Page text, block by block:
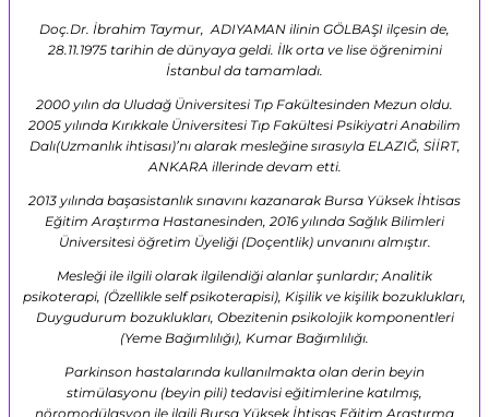
Doç.Dr. İbrahim Taymur, ADIYAMAN ilinin GÖLBAŞI ilçesin de,
28.11.1975 tarihin de dünyaya geldi. İlk orta ve lise öğrenimini
İstanbul da tamamladı.
2000 yılın da Uludağ Üniversitesi Tıp Fakültesinden Mezun oldu.
2005 yılında Kırıkkale Üniversitesi Tıp Fakültesi Psikiyatri Anabilim
Dalı(Uzmanlık ihtisası)’nı alarak mesleğine sırasıyla ELAZIĞ, SİİRT,
ANKARA illerinde devam etti.
2013 yılında başasistanlık sınavını kazanarak Bursa Yüksek İhtisas
Eğitim Araştırma Hastanesinden, 2016 yılında Sağlık Bilimleri
Üniversitesi öğretim Üyeliği (Doçentlik) unvanını almıştır.
Mesleği ile ilgili olarak ilgilendiği alanlar şunlardır; Analitik
psikoterapi, (Özellikle self psikoterapisi), Kişilik ve kişilik bozuklukları,
Duygudurum bozuklukları, Obezitenin psikolojik komponentleri
(Yeme Bağımlılığı), Kumar Bağımlılığı.
Parkinson hastalarında kullanılmakta olan derin beyin
stimülasyonu (beyin pili) tedavisi eğitimlerine katılmış,
nöromodülasyon ile ilgili Bursa Yüksek İhtisas Eğitim Araştırma